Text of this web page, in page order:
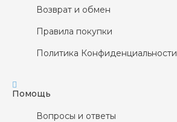
Возврат и обмен
Правила покупки
Политика Конфиденциальности
Помощь
Вопросы и ответы